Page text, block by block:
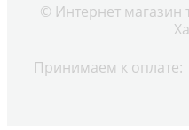
© Интернет магазин
Принимаем к оплате: